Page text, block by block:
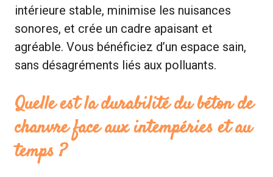
intérieure stable, minimise les nuisances
sonores, et crée un cadre apaisant et
agréable. Vous bénéficiez d’un espace sain,
sans désagréments liés aux polluants.
Quelle est la durabilité du béton de
chanvre face aux intempéries et au
temps ?